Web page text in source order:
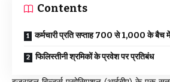
Contents
कर्मचारी प्रति सप्ताह 700 से 1,000 के बैच
फिलिस्तीनी श्रमिकों के प्रवेश पर प्रतिबंध